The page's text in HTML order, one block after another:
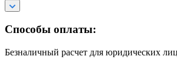
Способы оплаты:
Безналичный расчет для юридических